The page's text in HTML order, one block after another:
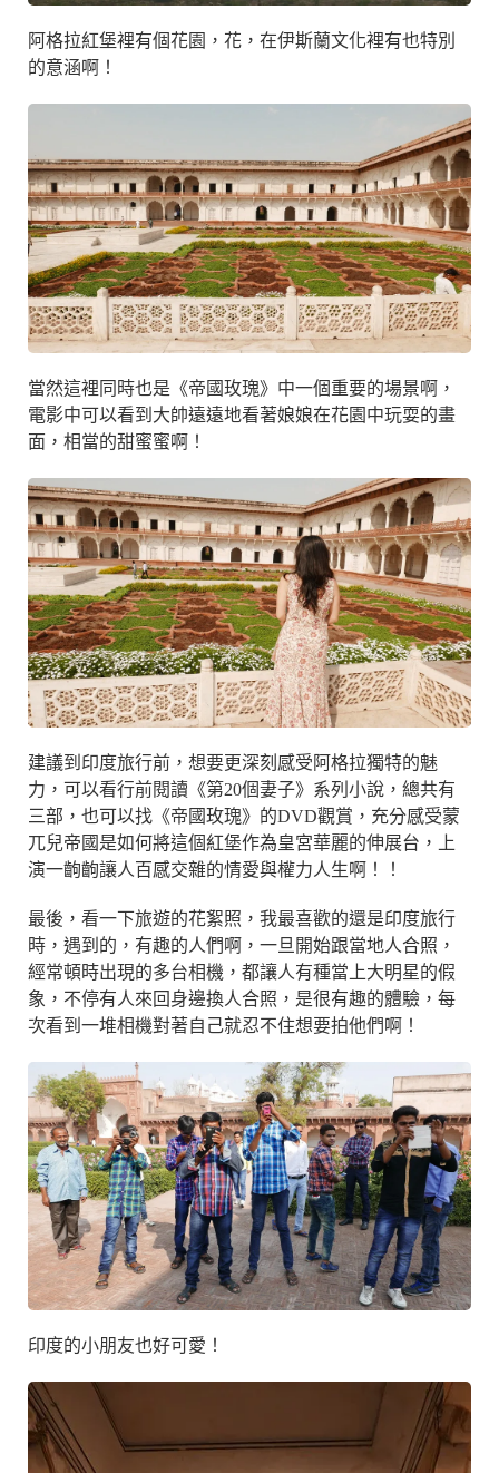
阿格拉紅堡裡有個花園，花，在伊斯蘭文化裡有也特別
的意涵啊！
當然這裡同時也是《帝國玫瑰》中一個重要的場景啊，
電影中可以看到大帥遠遠地看著娘娘在花園中玩耍的畫
面，相當的甜蜜蜜啊！
建議到印度旅行前，想要更深刻感受阿格拉獨特的魅
力，可以看行前閱讀《第20個妻子》系列小說，總共有
三部，也可以找《帝國玫瑰》的DVD觀賞，充分感受蒙
兀兒帝國是如何將這個紅堡作為皇宮華麗的伸展台，上
演一齣齣讓人百感交雜的情愛與權力人生啊！！
最後，看一下旅遊的花絮照，我最喜歡的還是印度旅行
時，遇到的，有趣的人們啊，一旦開始跟當地人合照，
經常頓時出現的多台相機，都讓人有種當上大明星的假
象，不停有人來回身邊換人合照，是很有趣的體驗，每
次看到一堆相機對著自己就忍不住想要拍他們啊！
印度的小朋友也好可愛！